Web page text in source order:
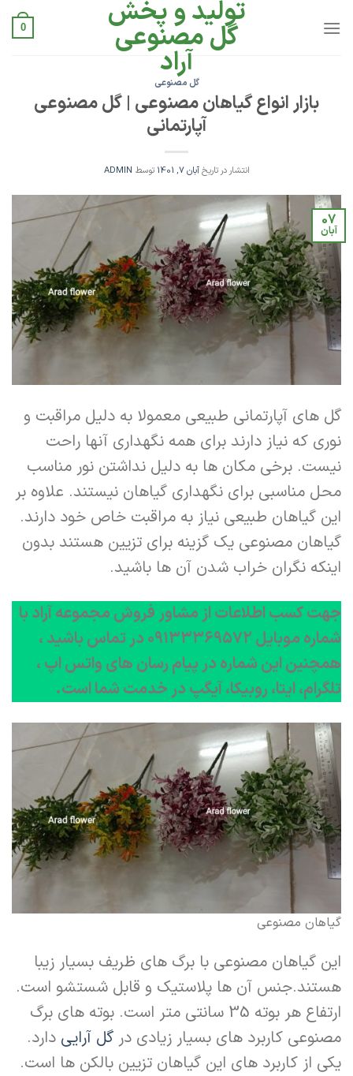
تولید و پخش
گل مصنوعی
آراد
0
گل مصنوعی
بازار انواع گیاهان مصنوعی | گل مصنوعی
آپارتمانی
انتشار در تاریخآبان 7, 1401 توسط ADMIN
07
آبان
گل های آپارتمانی طبیعی معمولا به دلیل مراقبت و
نوری که نیاز دارند برای همه نگهداری آنها راحت
نیست. برخی مکان ها به دلیل نداشتن نور مناسب
محل مناسبی برای نگهداری گیاهان نیستند. علاوه بر
این گیاهان طبیعی نیاز به مراقبت خاص خود دارند.
گیاهان مصنوعی یک گزینه برای تزیین هستند بدون
اینکه نگران خراب شدن آن ها باشید.
جهت کسب اطلاعات از مشاور فروش مجموعه آراد با
شماره موبایل ۰۹۱۳۳۳۶۹۵۷۲ در تماس باشید ،
همچنین این شماره در پیام رسان های واتس اپ ،
تلگرام، ایتا، روبیکا، آیگپ در خدمت شما است.
گیاهان مصنوعی
این گیاهان مصنوعی با برگ های ظریف بسیار زیبا
هستند.‌جنس آن ها پلاستیک و قابل شستشو است.
ارتفاع هر بوته 35 سانتی متر است. بوته های برگ
مصنوعی کاربرد های بسیار زیادی در گل آرایی دارد.
یکی از کاربرد های این گیاهان تزیین بالکن ها است.